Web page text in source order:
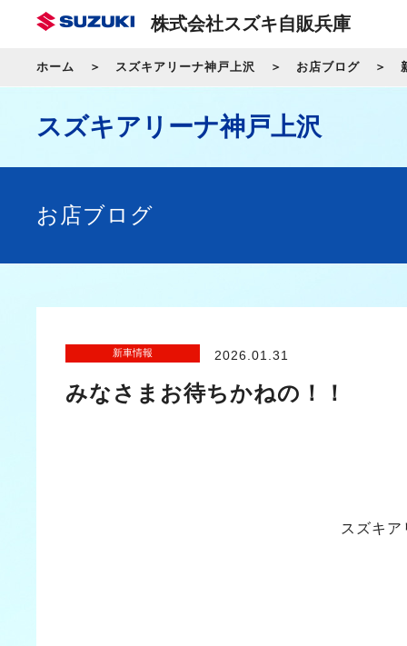
株式会社スズキ自販兵庫
ホーム スズキアリーナ神戸上沢 お店ブログ
スズキアリーナ神戸上沢
お店ブログ
新車情報 2026.01.31
みなさまお待ちかねの！！
スズキ